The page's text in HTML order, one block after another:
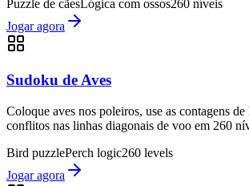
Puzzle de cãesLógica com ossos260 níveis
Jogar agora
Sudoku de Aves
Coloque aves nos poleiros, use as contagens
conflitos nas linhas diagonais de voo em 260
Bird puzzlePerch logic260 levels
Jogar agora